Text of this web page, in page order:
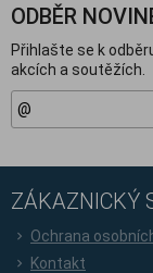
ODBĚR
Přihlašte se k
akcích a soutěžích.
ZÁKAZNICKÝ
Ochrana
Kontakt